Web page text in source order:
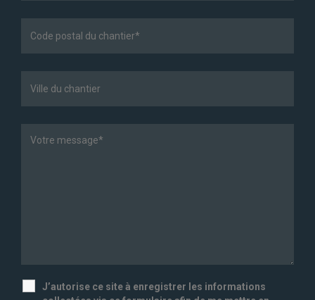
J’autorise ce site à enregistrer les informations